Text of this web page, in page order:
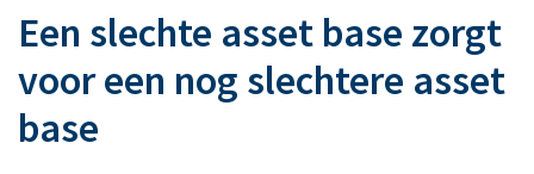
Een slechte asset base zorgt
voor een nog slechtere asset
base